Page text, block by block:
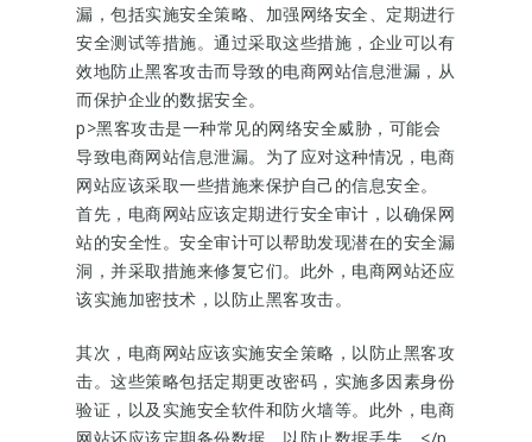
漏，包括实施安全策略、加强网络安全、定期进行
安全测试等措施。通过采取这些措施，企业可以有
效地防止黑客攻击而导致的电商网站信息泄漏，从
而保护企业的数据安全。
p>黑客攻击是一种常见的网络安全威胁，可能会
导致电商网站信息泄漏。为了应对这种情况，电商
网站应该采取一些措施来保护自己的信息安全。
首先，电商网站应该定期进行安全审计，以确保网
站的安全性。安全审计可以帮助发现潜在的安全漏
洞，并采取措施来修复它们。此外，电商网站还应
该实施加密技术，以防止黑客攻击。
其次，电商网站应该实施安全策略，以防止黑客攻
击。这些策略包括定期更改密码，实施多因素身份
验证，以及实施安全软件和防火墙等。此外，电商